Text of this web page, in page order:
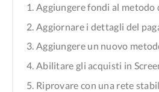
1. Aggiungere fondi al metodo
2. Aggiornare i dettagli del
3. Aggiungere un nuovo
4. Abilitare gli acquisti in
5. Riprovare con una rete